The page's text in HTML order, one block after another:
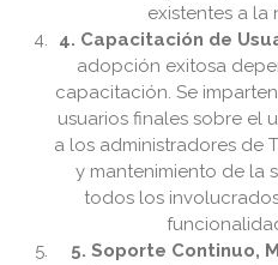
existentes a la
4. Capacitación de
adopción exitosa
capacitación. Se
usuarios finales sobre el
a los administradores de
y mantenimiento de la
todos los
5. Soporte Continuo,